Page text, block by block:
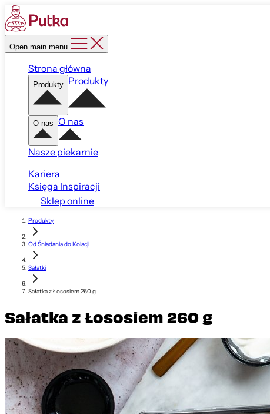
Open main menu
Strona główna
Produkty Produkty
O nas O nas
Nasze piekarnie
Kariera
Księga Inspiracji
Sklep online
Produkty
Od Śniadania do Kolacji
Sałatki
Sałatka z Łososiem 260 g
Sałatka z Łososiem 260 g